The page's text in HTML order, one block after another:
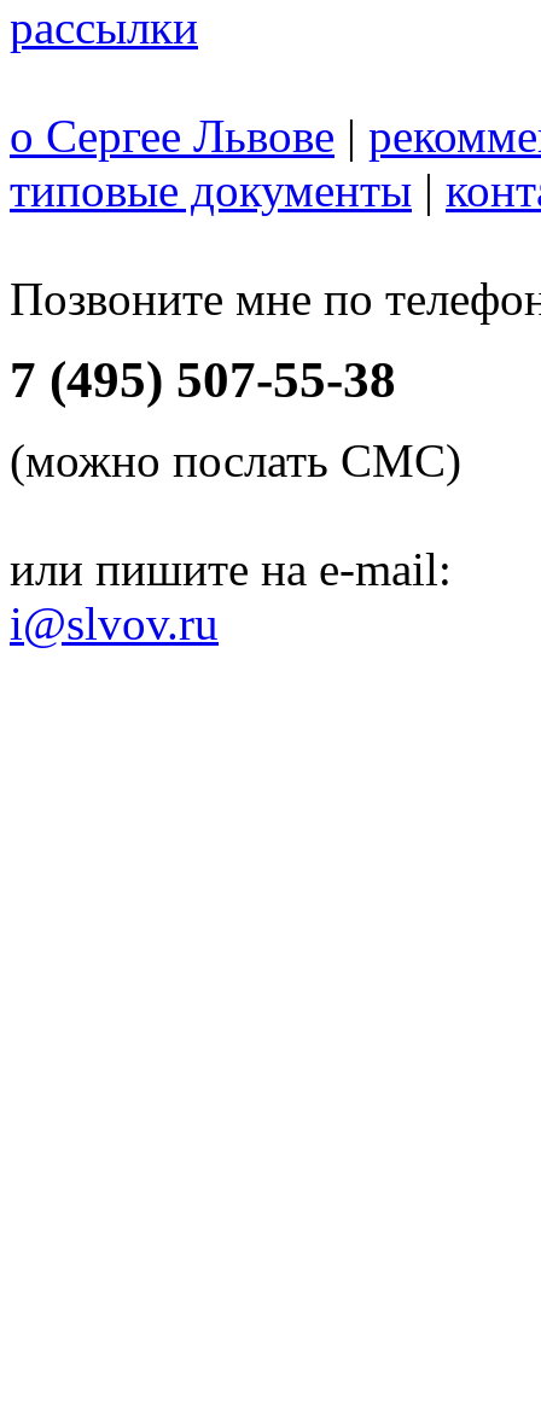
рассылки
о Сергее Львове |
типовые документы |
Позвоните мне по
7 (495) 507-55-38
(можно послать СМС)
или пишите на e-mail:
i@slvov.ru